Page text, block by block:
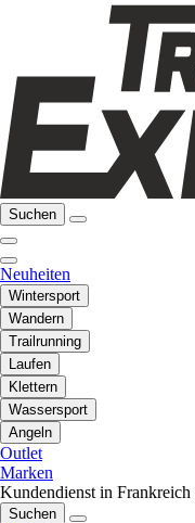
Suchen
Neuheiten
Wintersport
Wandern
Trailrunning
Laufen
Klettern
Wassersport
Angeln
Outlet
Marken
Kundendienst in Frankreich
Suchen